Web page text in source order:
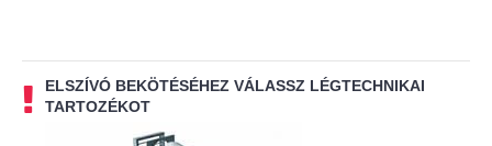
ELSZÍVÓ BEKÖTÉSÉHEZ VÁLASSZ LÉGTECHNIKAI
TARTOZÉKOT